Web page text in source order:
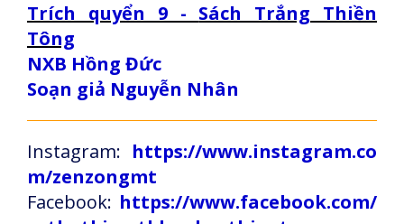
Trích quyển 9 - Sách Trắng Thiền
Tông
NXB Hồng Đức
Soạn giả Nguyễn Nhân
Instagram: https://www.instagram.co
m/zenzongmt
Facebook: https://www.facebook.com/